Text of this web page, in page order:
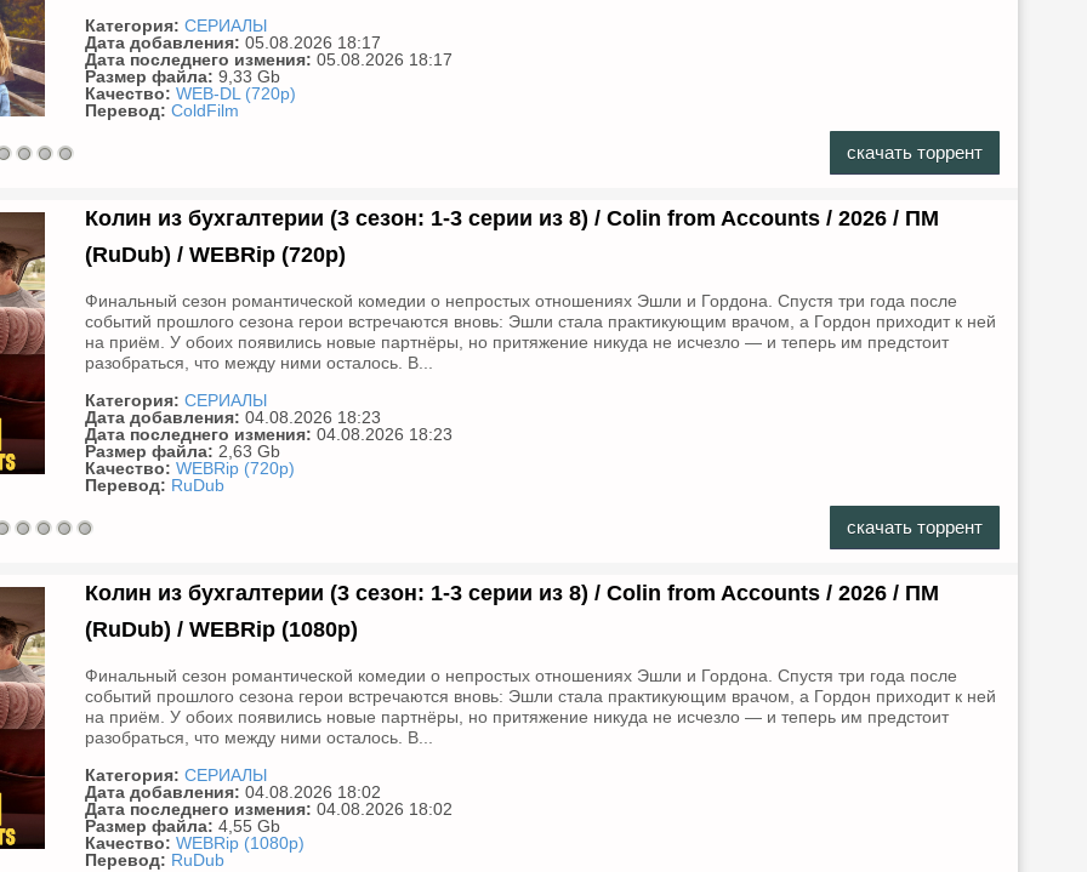
Категория: СЕРИАЛЫ
Дата добавления: 05.08.2026 18:17
Дата последнего измения: 05.08.2026 18:17
Размер файла: 9,33 Gb
Качество: WEB-DL (720p)
Перевод: ColdFilm
скачать торрент
Колин из бухгалтерии (3 сезон: 1-3 серии из 8) / Colin from Accounts / 2026 / ПМ
(RuDub) / WEBRip (720р)
Финальный сезон романтической комедии о непростых отношениях Эшли и Гордона. Спустя три года после
событий прошлого сезона герои встречаются вновь: Эшли стала практикующим врачом, а Гордон приходит к ней
на приём. У обоих появились новые партнёры, но притяжение никуда не исчезло — и теперь им предстоит
разобраться, что между ними осталось. В...
Категория: СЕРИАЛЫ
Дата добавления: 04.08.2026 18:23
Дата последнего измения: 04.08.2026 18:23
Размер файла: 2,63 Gb
Качество: WEBRip (720p)
Перевод: RuDub
скачать торрент
Колин из бухгалтерии (3 сезон: 1-3 серии из 8) / Colin from Accounts / 2026 / ПМ
(RuDub) / WEBRip (1080р)
Финальный сезон романтической комедии о непростых отношениях Эшли и Гордона. Спустя три года после
событий прошлого сезона герои встречаются вновь: Эшли стала практикующим врачом, а Гордон приходит к ней
на приём. У обоих появились новые партнёры, но притяжение никуда не исчезло — и теперь им предстоит
разобраться, что между ними осталось. В...
Категория: СЕРИАЛЫ
Дата добавления: 04.08.2026 18:02
Дата последнего измения: 04.08.2026 18:02
Размер файла: 4,55 Gb
Качество: WEBRip (1080p)
Перевод: RuDub